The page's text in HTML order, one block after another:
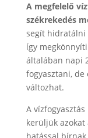
A megfelelő
székrekedés
segít hidratálni
így
általában napi
fogyasztani, de
változhat.
A
kerüljük